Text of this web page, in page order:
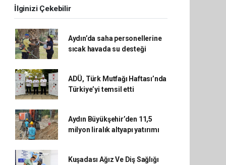
İlginizi Çekebilir
Aydın’da saha personellerine
sıcak havada su desteği
ADÜ, Türk Mutfağı Haftası’nda
Türkiye’yi temsil etti
Aydın Büyükşehir’den 11,5
milyon liralık altyapı yatırımı
Kuşadası Ağız Ve Diş Sağlığı